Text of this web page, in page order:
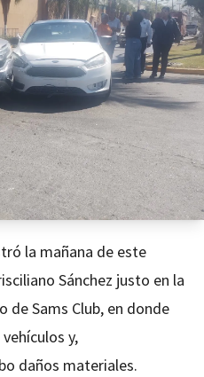
la mañana de este
Sánchez justo en la
Sams Club, en donde
y,
daños materiales.